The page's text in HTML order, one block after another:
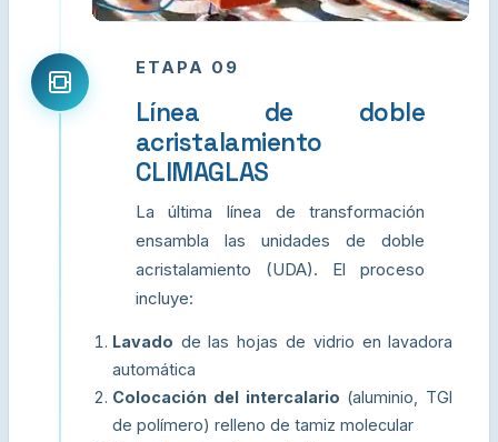
ETAPA 09
Línea de doble
acristalamiento
CLIMAGLAS
La última línea de transformación
ensambla las unidades de doble
acristalamiento (UDA). El proceso
incluye:
Lavado de las hojas de vidrio en lavadora
automática
Colocación del intercalario (aluminio, TGI
de polímero) relleno de tamiz molecular